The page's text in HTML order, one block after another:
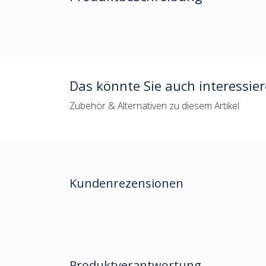
Das könnte Sie auch
Zubehör & Alternativen zu diesem Artikel
Kundenrezensionen